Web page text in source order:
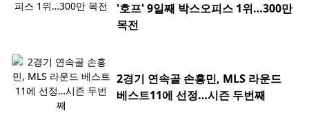
'호프' 9일째 박스오피스 1위…300만
목전
2경기 연속골 손흥민, MLS 라운드
베스트11에 선정…시즌 두번째